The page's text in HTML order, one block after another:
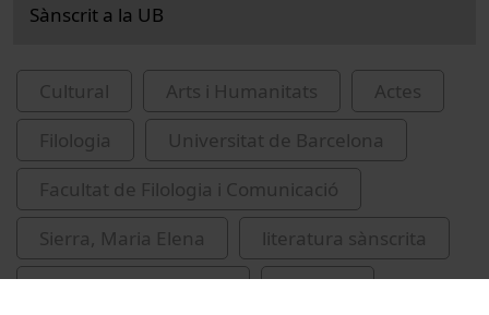
Sànscrit a la UB
Cultural Arts i Humanitats
Actes
Filologia
Universitat de Barcelona
Facultat de Filologia i Comunicació
Sierra, Maria Elena
literatura sànscrita
filologia indoeuropea
sànscrit